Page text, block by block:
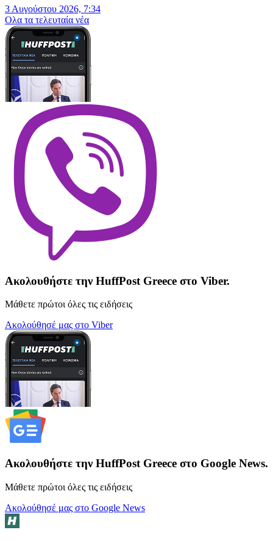
3 Αυγούστου 2026, 7:34
Oλα τα τελευταία νέα
Ακολουθήστε την HuffPost Greece στο Viber.
Μάθετε πρώτοι όλες τις ειδήσεις
Ακολούθησέ μας στο Viber
Ακολουθήστε την HuffPost Greece στο Google News.
Μάθετε πρώτοι όλες τις ειδήσεις
Ακολούθησέ μας στο Google News